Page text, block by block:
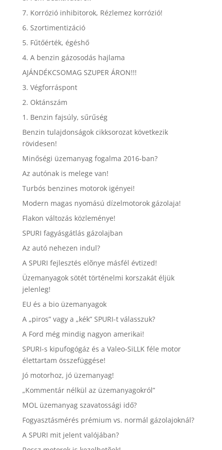
7. Korrózió inhibitorok, Rézlemez korrózió!
6. Szortimentizáció
5. Fűtőérték, égéshő
4. A benzin gázosodás hajlama
AJÁNDÉKCSOMAG SZUPER ÁRON!!!
3. Végforráspont
2. Oktánszám
1. Benzin fajsúly, sűrűség
Benzin tulajdonságok cikksorozat következik
rövidesen!
Minőségi üzemanyag fogalma 2016-ban?
Az autónak is melege van!
Turbós benzines motorok igényei!
Modern magas nyomású dízelmotorok gázolaja!
Flakon változás közleménye!
SPURI fagyásgátlás gázolajban
Az autó nehezen indul?
A SPURI fejlesztés elõnye másfél évtized!
Üzemanyagok sötét történelmi korszakát éljük
jelenleg!
EU és a bio üzemanyagok
A „piros” vagy a „kék” SPURI-t válasszuk?
A Ford még mindig nagyon amerikai!
SPURI-s kipufogógáz és a Valeo-SiLLK féle motor
élettartam összefüggése!
Jó motorhoz, jó üzemanyag!
„Kommentár nélkül az üzemanyagokról”
MOL üzemanyag szavatossági idő?
Fogyasztásmérés prémium vs. normál gázolajoknál?
A SPURI mit jelent valójában?